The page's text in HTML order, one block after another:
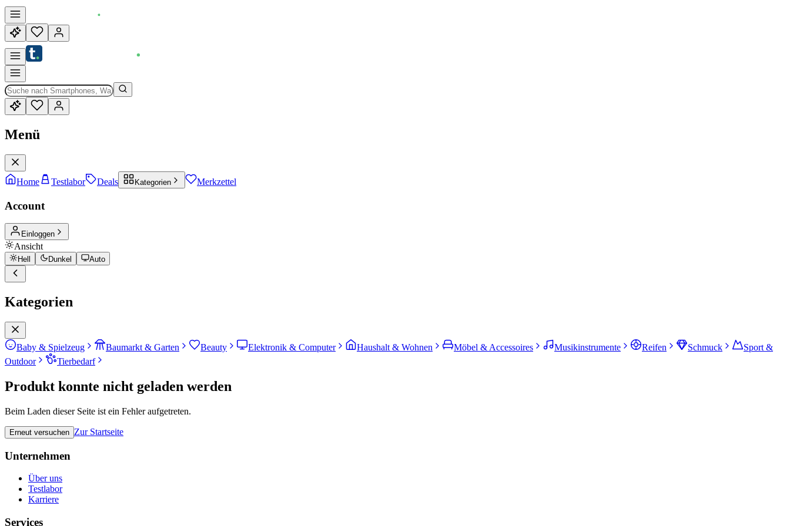
Menü
Home Testlabor Deals Kategorien Merkzettel
Account
Einloggen
Ansicht
Hell Dunkel Auto
Kategorien
Baby & Spielzeug Baumarkt & Garten Beauty Elektronik & Computer Haushalt & Wohnen Möbel & Accessoires Musikinstrumente Reifen Schmuck
Sport &
Outdoor
Tierbedarf
Produkt konnte nicht geladen werden
Beim Laden dieser Seite ist ein Fehler aufgetreten.
Erneut versuchen Zur Startseite
Unternehmen
Über uns
Testlabor
Karriere
Services